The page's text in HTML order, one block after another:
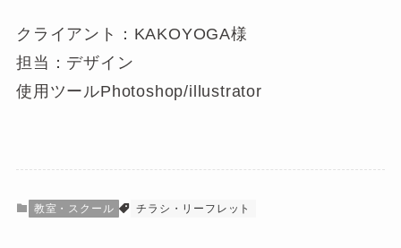
クライアント：KAKOYOGA様
担当：デザイン
使用ツールPhotoshop/illustrator
教室・スクール チラシ・リーフレット